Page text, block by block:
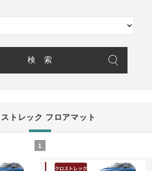
トレック フロアマット
1